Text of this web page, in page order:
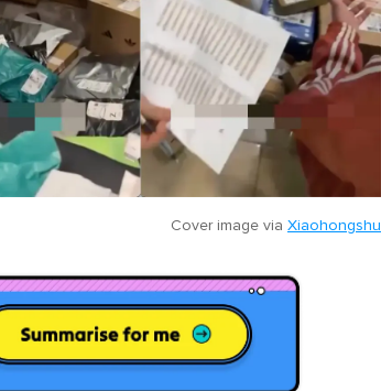
Cover image via Xiaohongshu